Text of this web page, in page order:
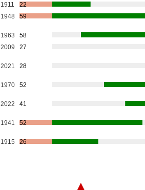
1911
22
1948 59
1963
58
2009 27
2021 28
1970 52
2022 41
1941 52
1915 26